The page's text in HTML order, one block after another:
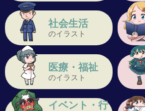
社会生活
のイラスト
医療・福祉
のイラスト
イベント・行